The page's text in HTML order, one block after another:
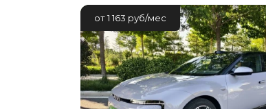
от 1 163 руб/мес